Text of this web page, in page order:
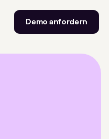
Demo anfordern